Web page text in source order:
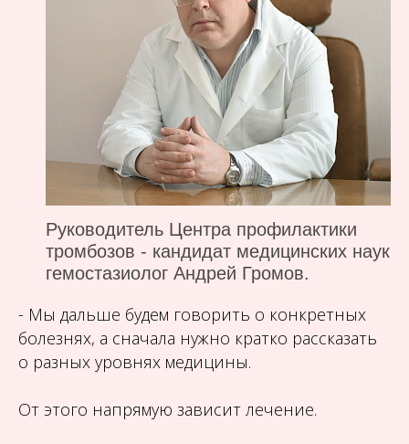
Руководитель Центра профилактики
тромбозов - кандидат медицинских наук
гемостазиолог Андрей Громов.
- Мы дальше будем говорить о конкретных
болезнях, а сначала нужно кратко рассказать
о разных уровнях медицины.
От этого напрямую зависит лечение.